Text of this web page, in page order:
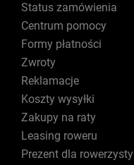
Status zamówienia
Centrum pomocy
Formy płatności
Zwroty
Reklamacje
Koszty wysyłki
Zakupy na raty
Leasing roweru
Prezent dla rowerzysty